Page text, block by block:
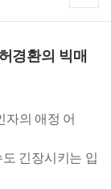
경환의 빅매
의 애정 어
긴장시키는 입